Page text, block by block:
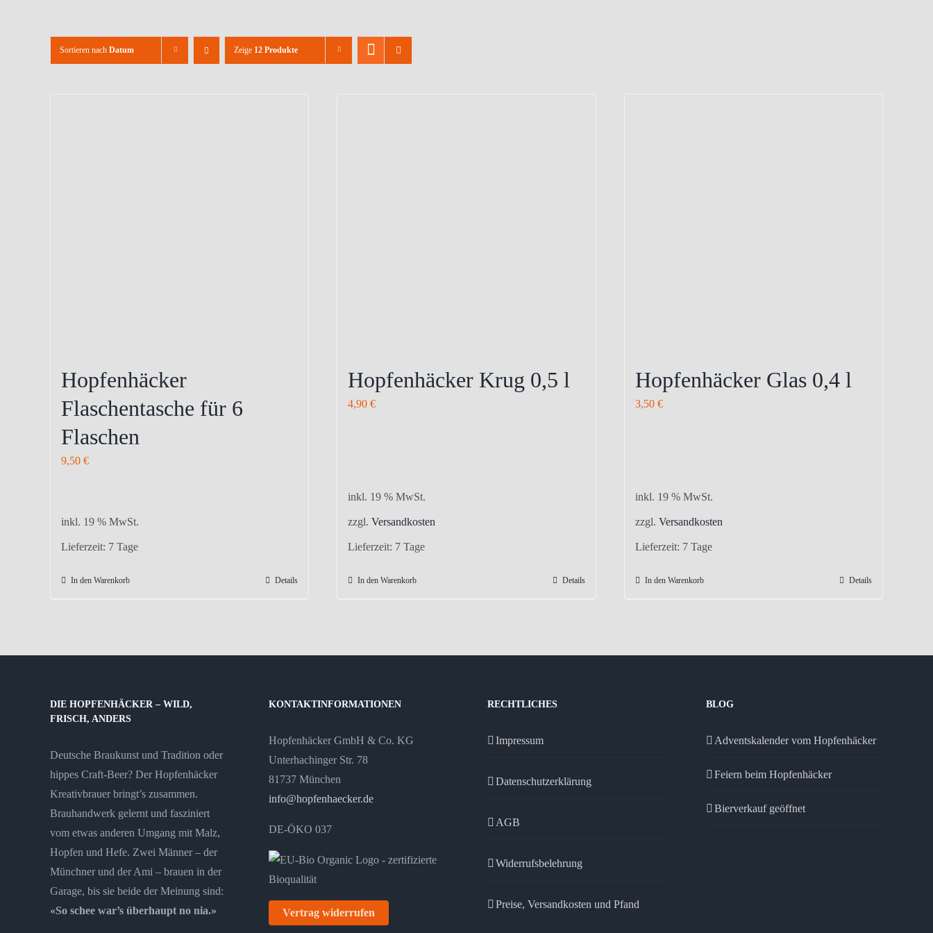
Sortieren nach Datum Zeige 12 Produkte
Hopfenhäcker
Flaschentasche für 6
Flaschen
9,50 €
inkl. 19 % MwSt.
Lieferzeit: 7 Tage
In den Warenkorb Details
Hopfenhäcker Krug 0,5 l
4,90€
inkl. 19 % MwSt.
zzgl.Versandkosten
Lieferzeit: 7 Tage
In den Warenkorb Details
Hopfenhäcker Glas 0,4 l
3,50 €
inkl. 19 % MwSt.
zzgl. Versandkosten
Lieferzeit: 7 Tage
In den Warenkorb Details
DIE HOPFENHÄCKER – WILD,
FRISCH, ANDERS
Deutsche Braukunst und Tradition oder
hippes Craft-Beer? Der Hopfenhäcker
Kreativbrauer bringt’s zusammen.
Brauhandwerk gelernt und fasziniert
vom etwas anderen Umgang mit Malz,
Hopfen und Hefe. Zwei Männer – der
Münchner und der Ami – brauen in der
Garage, bis sie beide der Meinung sind:
«So schee war’s überhaupt no nia.»
KONTAKTINFORMATIONEN
Hopfenhäcker GmbH & Co. KG
Unterhachinger Str. 78
81737 München
info@hopfenhaecker.de
DE-ÖKO 037
Vertrag widerrufen
RECHTLICHES
Impressum
Datenschutzerklärung
AGB
Widerrufsbelehrung
Preise, Versandkosten und Pfand
BLOG
Adventskalender vom Hopfenhäcker
Feiern beim Hopfenhäcker
Bierverkauf geöffnet